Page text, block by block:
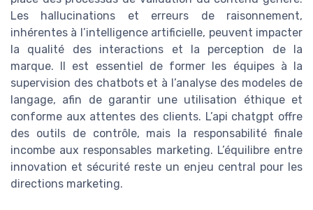
Les hallucinations et erreurs de raisonnement,
inhérentes à l’intelligence artificielle, peuvent impacter
la qualité des interactions et la perception de la
marque. Il est essentiel de former les équipes à la
supervision des chatbots et à l’analyse des modeles de
langage, afin de garantir une utilisation éthique et
conforme aux attentes des clients. L’api chatgpt offre
des outils de contrôle, mais la responsabilité finale
incombe aux responsables marketing. L’équilibre entre
innovation et sécurité reste un enjeu central pour les
directions marketing.